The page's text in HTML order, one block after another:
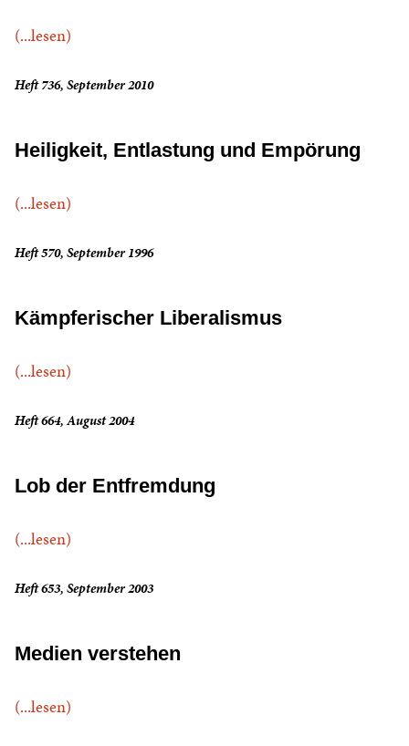
(...lesen)
Heft 736, September 2010
Heiligkeit, Entlastung und Empörung
(...lesen)
Heft 570, September 1996
Kämpferischer Liberalismus
(...lesen)
Heft 664, August 2004
Lob der Entfremdung
(...lesen)
Heft 653, September 2003
Medien verstehen
(...lesen)